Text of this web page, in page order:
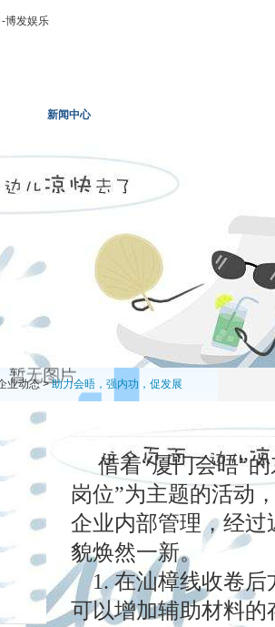
博发娱乐
新闻中心
业动态>助力会晤，强内功，促发展
借着“厦门会晤”的
岗位”为主题的活动
企业内部管理，经
貌焕然一新。
1. 在汕樟线收卷后
可以增加辅助材料